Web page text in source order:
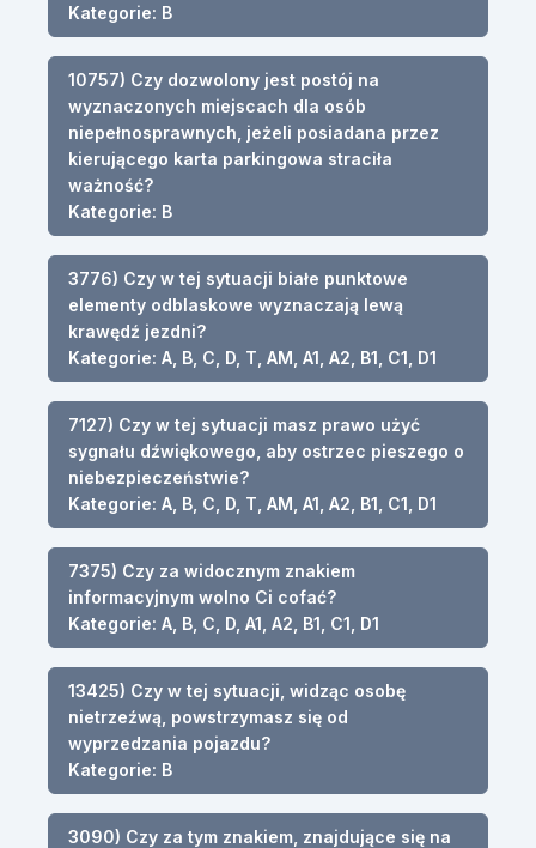
Kategorie: B
10757) Czy dozwolony jest postój na
wyznaczonych miejscach dla osób
niepełnosprawnych, jeżeli posiadana przez
kierującego karta parkingowa straciła
ważność?
Kategorie: B
3776) Czy w tej sytuacji białe punktowe
elementy odblaskowe wyznaczają lewą
krawędź jezdni?
Kategorie: A, B, C, D, T, AM, A1, A2, B1, C1, D1
7127) Czy w tej sytuacji masz prawo użyć
sygnału dźwiękowego, aby ostrzec pieszego o
niebezpieczeństwie?
Kategorie: A, B, C, D, T, AM, A1, A2, B1, C1, D1
7375) Czy za widocznym znakiem
informacyjnym wolno Ci cofać?
Kategorie: A, B, C, D, A1, A2, B1, C1, D1
13425) Czy w tej sytuacji, widząc osobę
nietrzeźwą, powstrzymasz się od
wyprzedzania pojazdu?
Kategorie: B
3090) Czy za tym znakiem, znajdujące się na